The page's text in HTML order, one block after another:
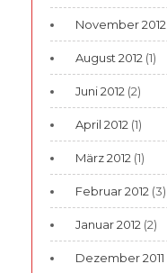
November 2012
August 2012 (1)
Juni 2012 (2)
April 2012 (1)
März 2012 (1)
Februar 2012 (3)
Januar 2012 (2)
Dezember 2011